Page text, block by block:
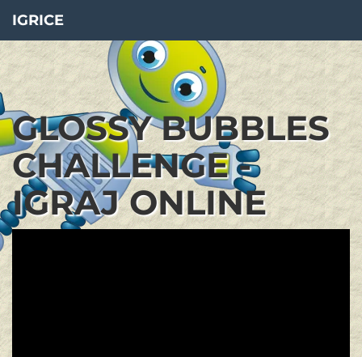
IGRICE
GLOSSY BUBBLES
CHALLENGE -
IGRAJ ONLINE